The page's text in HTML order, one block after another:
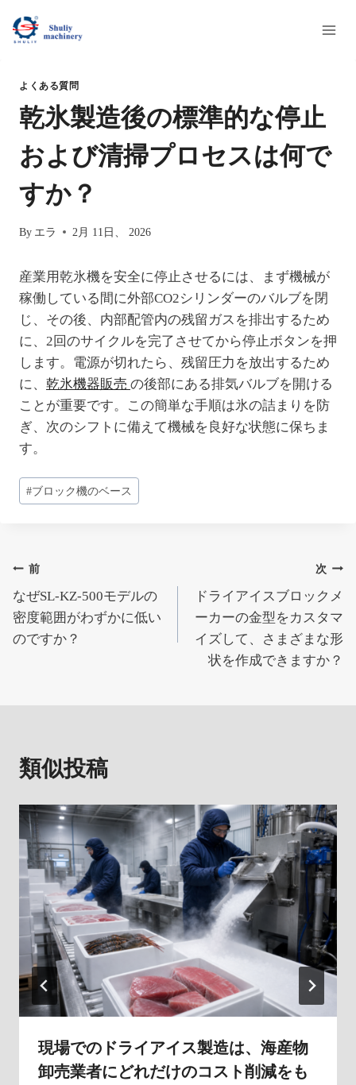
よくある質問
乾氷製造後の標準的な停止
および清掃プロセスは何で
すか？
By エラ 2月 11日、 2026
産業用乾氷機を安全に停止させるには、まず機械が
稼働している間に外部CO2シリンダーのバルブを閉
じ、その後、内部配管内の残留ガスを排出するため
に、2回のサイクルを完了させてから停止ボタンを押
します。電源が切れたら、残留圧力を放出するため
に、 乾氷機器販売 の後部にある排気バルブを開ける
ことが重要です。この簡単な手順は氷の詰まりを防
ぎ、次のシフトに備えて機械を良好な状態に保ちま
す。
投
稿
#ブロック機のベース
投
稿
ナ
シ
ョ
ン
前
なぜSL-KZ-500モデルの
密度範囲がわずかに低い
のですか？
次
ドライアイスブロックメ
ーカーの金型をカスタマ
イズして、さまざまな形
状を作成できますか？
類似投稿
現場でのドライアイス製造は、海産物
卸売業者にどれだけのコスト削減をも